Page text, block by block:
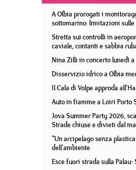
A Olbia prorogati i
sottomarino: limitazioni
Stretta sui controlli in
caviale, contanti e sabbia
Nina Zilli in concerto lunedì a
Disservizio idrico a Olbia
Il Cala di Volpe approda
Auto in fiamme a Loiri Porto
Jova Summer Party 2026,
Strade chiuse e divieti dal
"Un arcipelago senza
dell'ambiente
Esce fuori strada sulla Palau-